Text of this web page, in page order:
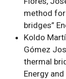
method
bridges”
Koldo
Gómez
thermal
Energy